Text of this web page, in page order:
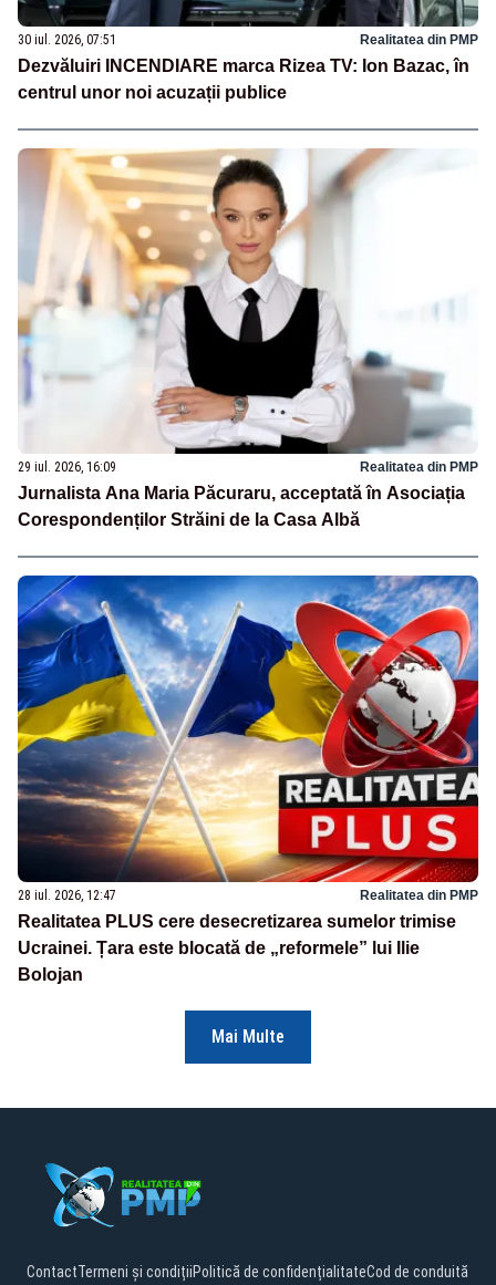
30 iul. 2026, 07:51 Realitatea din PMP
Dezvăluiri INCENDIARE marca Rizea TV: Ion Bazac, în
centrul unor noi acuzații publice
29 iul. 2026, 16:09 Realitatea din PMP
Jurnalista Ana Maria Păcuraru, acceptată în Asociația
Corespondenților Străini de la Casa Albă
28 iul. 2026, 12:47 Realitatea din PMP
Realitatea PLUS cere desecretizarea sumelor trimise
Ucrainei. Țara este blocată de „reformele” lui Ilie
Bolojan
Mai Multe
ContactTermeni și condițiiPolitică de confidențialitateCod de conduită